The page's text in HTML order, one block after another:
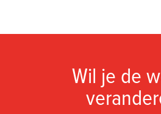
Wil je de